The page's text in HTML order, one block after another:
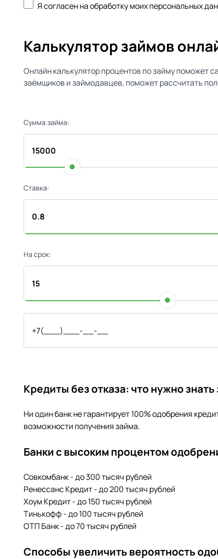
Я согласен на обработку моих персональных
Калькулятор займов
Онлайн калькулятор процентов по займу поможет
заёмщиков и займодавцев, поможет рассчитать
Сумма займа:
Ставка:
На срок:
Кредиты без отказа: что нужно
Ни один банк не гарантирует 100% одобрения
возможности получения займа.
Банки с высоким процентом
Совкомбанк - до 300 тысяч рублей
Ренессанс Кредит - до 200 тысяч рублей
Хоум Кредит - до 150 тысяч рублей
Тинькофф - до 100 тысяч рублей
ОТП Банк - до 70 тысяч рублей
Способы увеличить вероятность